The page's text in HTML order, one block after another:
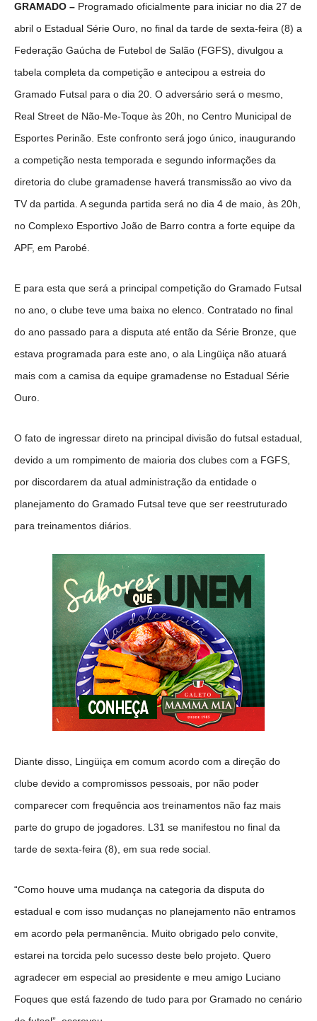
GRAMADO – Programado oficialmente para iniciar no dia 27 de
abril o Estadual Série Ouro, no final da tarde de sexta-feira (8) a
Federação Gaúcha de Futebol de Salão (FGFS), divulgou a
tabela completa da competição e antecipou a estreia do
Gramado Futsal para o dia 20. O adversário será o mesmo,
Real Street de Não-Me-Toque às 20h, no Centro Municipal de
Esportes Perinão. Este confronto será jogo único, inaugurando
a competição nesta temporada e segundo informações da
diretoria do clube gramadense haverá transmissão ao vivo da
TV da partida. A segunda partida será no dia 4 de maio, às 20h,
no Complexo Esportivo João de Barro contra a forte equipe da
APF, em Parobé.
E para esta que será a principal competição do Gramado Futsal
no ano, o clube teve uma baixa no elenco. Contratado no final
do ano passado para a disputa até então da Série Bronze, que
estava programada para este ano, o ala Lingüiça não atuará
mais com a camisa da equipe gramadense no Estadual Série
Ouro.
O fato de ingressar direto na principal divisão do futsal estadual,
devido a um rompimento de maioria dos clubes com a FGFS,
por discordarem da atual administração da entidade o
planejamento do Gramado Futsal teve que ser reestruturado
para treinamentos diários.
Diante disso, Lingüiça em comum acordo com a direção do
clube devido a compromissos pessoais, por não poder
comparecer com frequência aos treinamentos não faz mais
parte do grupo de jogadores. L31 se manifestou no final da
tarde de sexta-feira (8), em sua rede social.
“Como houve uma mudança na categoria da disputa do
estadual e com isso mudanças no planejamento não entramos
em acordo pela permanência. Muito obrigado pelo convite,
estarei na torcida pelo sucesso deste belo projeto. Quero
agradecer em especial ao presidente e meu amigo Luciano
Foques que está fazendo de tudo para por Gramado no cenário